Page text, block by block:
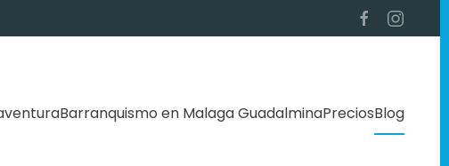
Barranquismo en Malaga GuadalminaPreciosBlog